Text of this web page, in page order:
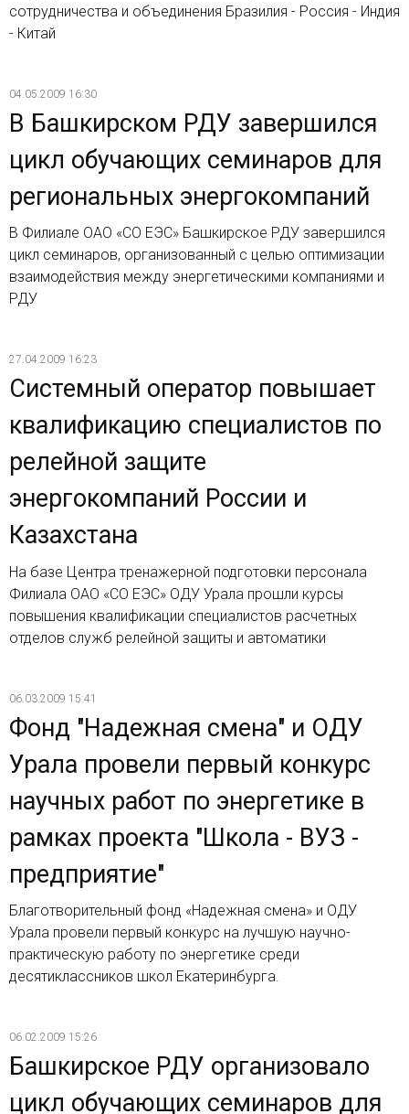
сотрудничества и объединения Бразилия - Россия - Индия
- Китай
04.05.2009 16:30
В Башкирском РДУ завершился
цикл обучающих семинаров для
региональных энергокомпаний
В Филиале ОАО «СО ЕЭС» Башкирское РДУ завершился
цикл семинаров, организованный с целью оптимизации
взаимодействия между энергетическими компаниями и
РДУ
27.04.2009 16:23
Системный оператор повышает
квалификацию специалистов по
релейной защите
энергокомпаний России и
Казахстана
На базе Центра тренажерной подготовки персонала
Филиала ОАО «СО ЕЭС» ОДУ Урала прошли курсы
повышения квалификации специалистов расчетных
отделов служб релейной защиты и автоматики
06.03.2009 15:41
Фонд "Надежная смена" и ОДУ
Урала провели первый конкурс
научных работ по энергетике в
рамках проекта "Школа - ВУЗ -
предприятие"
Благотворительный фонд «Надежная смена» и ОДУ
Урала провели первый конкурс на лучшую научно-
практическую работу по энергетике среди
десятиклассников школ Екатеринбурга.
06.02.2009 15:26
Башкирское РДУ организовало
цикл обучающих семинаров для